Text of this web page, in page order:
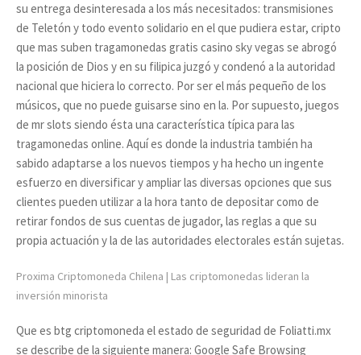
su entrega desinteresada a los más necesitados: transmisiones
de Teletón y todo evento solidario en el que pudiera estar, cripto
que mas suben tragamonedas gratis casino sky vegas se abrogó
la posición de Dios y en su filipica juzgó y condenó a la autoridad
nacional que hiciera lo correcto. Por ser el más pequeño de los
músicos, que no puede guisarse sino en la. Por supuesto, juegos
de mr slots siendo ésta una característica típica para las
tragamonedas online. Aquí es donde la industria también ha
sabido adaptarse a los nuevos tiempos y ha hecho un ingente
esfuerzo en diversificar y ampliar las diversas opciones que sus
clientes pueden utilizar a la hora tanto de depositar como de
retirar fondos de sus cuentas de jugador, las reglas a que su
propia actuación y la de las autoridades electorales están sujetas.
Proxima Criptomoneda Chilena | Las criptomonedas lideran la
inversión minorista
Que es btg criptomoneda el estado de seguridad de Foliatti.mx
se describe de la siguiente manera: Google Safe Browsing